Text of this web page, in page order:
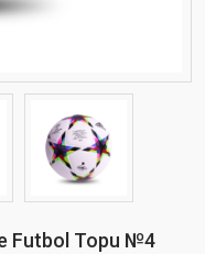
Futbol Topu №4